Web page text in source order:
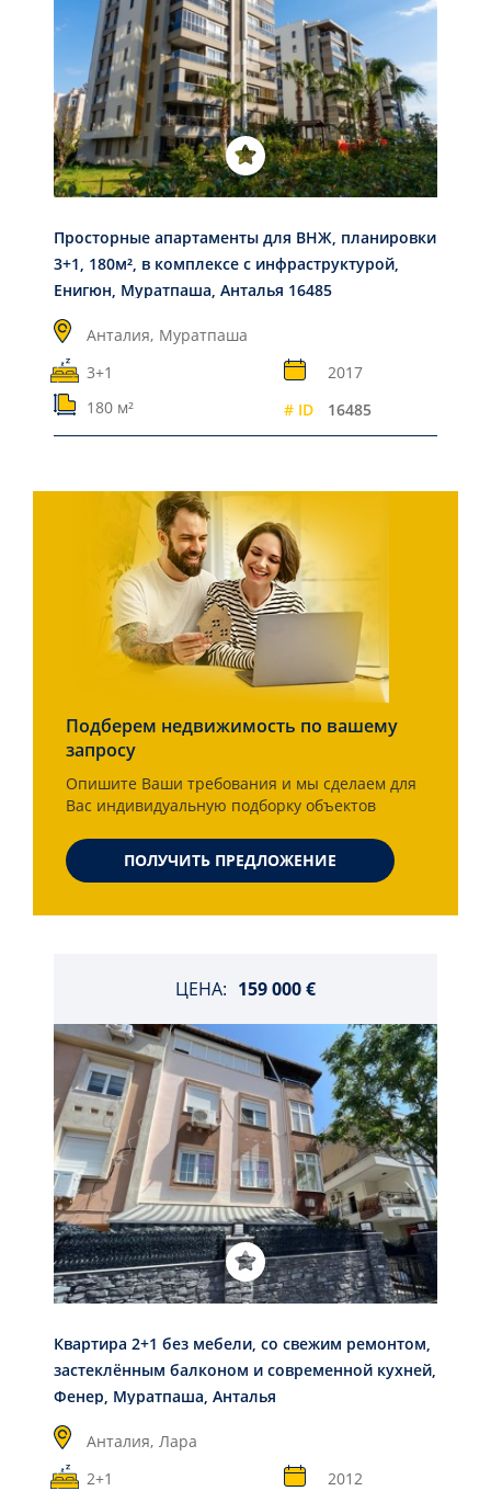
Просторные апартаменты для ВНЖ, планировки
3+1, 180м², в комплексе с инфраструктурой,
Енигюн, Муратпаша, Анталья 16485
Анталия, Муратпаша
3+1
2017
180 м²
# ID 16485
Подберем недвижимость по вашему
запросу
Опишите Ваши требования и мы сделаем для
Вас индивидуальную подборку объектов
ПОЛУЧИТЬ ПРЕДЛОЖЕНИЕ
ЦЕНА: 159 000 €
Квартира 2+1 без мебели, со свежим ремонтом,
застеклённым балконом и современной кухней,
Фенер, Муратпаша, Анталья
Анталия, Лара
2+1
2012